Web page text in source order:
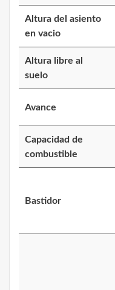
Altura del asiento
en vacio
Altura libre al
suelo
Avance
Capacidad de
combustible
Bastidor